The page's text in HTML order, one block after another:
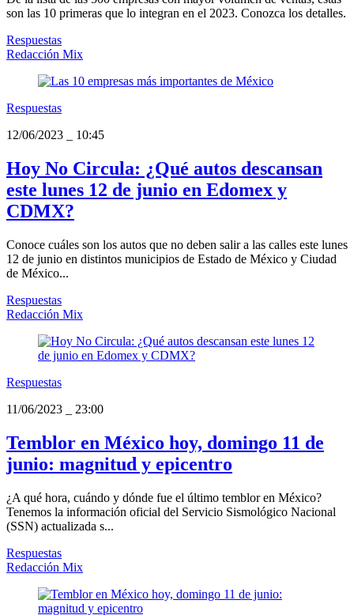
son las 10 primeras que lo integran en el 2023. Conozca los detalles.
Respuestas
Redacción Mix
Respuestas
12/06/2023
10:45
Hoy No Circula: ¿Qué autos descansan
este lunes 12 de junio en Edomex y
CDMX?
Conoce cuáles son los autos que no deben salir a las calles este lunes
12 de junio en distintos municipios de Estado de México y Ciudad
de México...
Respuestas
Redacción Mix
Respuestas
11/06/2023
23:00
Temblor en México hoy, domingo 11 de
junio: magnitud y epicentro
¿A qué hora, cuándo y dónde fue el último temblor en México?
Tenemos la información oficial del Servicio Sismológico Nacional
(SSN) actualizada s...
Respuestas
Redacción Mix